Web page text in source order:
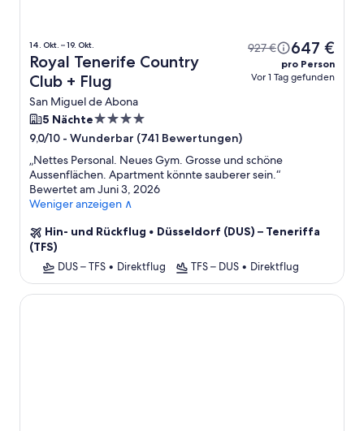
14. Okt. – 19. Okt.
Royal Tenerife Country
Club + Flug
San Miguel de Abona
927 € 647 €
pro Person
Vor 1 Tag gefunden
5 Nächte4.0-
Sterne-
Unterkunft
9,0/10 - Wunderbar (741 Bewertungen)
„Nettes Personal. Neues Gym. Grosse und schöne
Aussenflächen. Apartment könnte sauberer sein.“
Bewertet am Juni 3, 2026
Weniger anzeigen ∧
Hin- und Rückflug • Düsseldorf (DUS) – Teneriffa
(TFS)
DUS – TFS • Direktflug TFS – DUS • Direktflug
Hotel Botanico & The Oriental Spa Garden